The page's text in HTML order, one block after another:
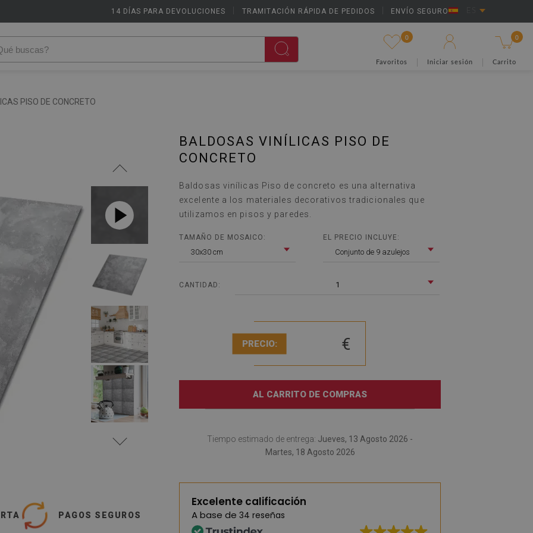
14 DÍAS PARA DEVOLUCIONES TRAMITACIÓN RÁPIDA DE PEDIDOS ENVÍO SEGURO
0
Favoritos Iniciar sesión
0
Carrito
PISO DE CONCRETO
PAGOS SEGUROS
BALDOSAS VINÍLICAS PISO DE
CONCRETO
Baldosas vinílicas Piso de concreto es una alternativa
excelente a los materiales decorativos tradicionales que
utilizamos en pisos y paredes.
TAMAÑO DE MOSAICO:
30x30 cm
EL PRECIO INCLUYE:
Conjunto de 9 azulejos
CANTIDAD: 1
PRECIO: €
AL CARRITO DE COMPRAS
Tiempo estimado de entrega: Jueves, 13 Agosto 2026 -
Martes, 18 Agosto 2026
Excelente calificación
A base de 34 reseñas